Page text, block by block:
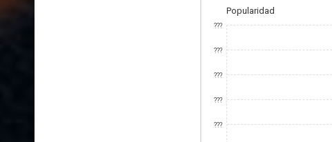
Popularidad
???
???
???
???
???